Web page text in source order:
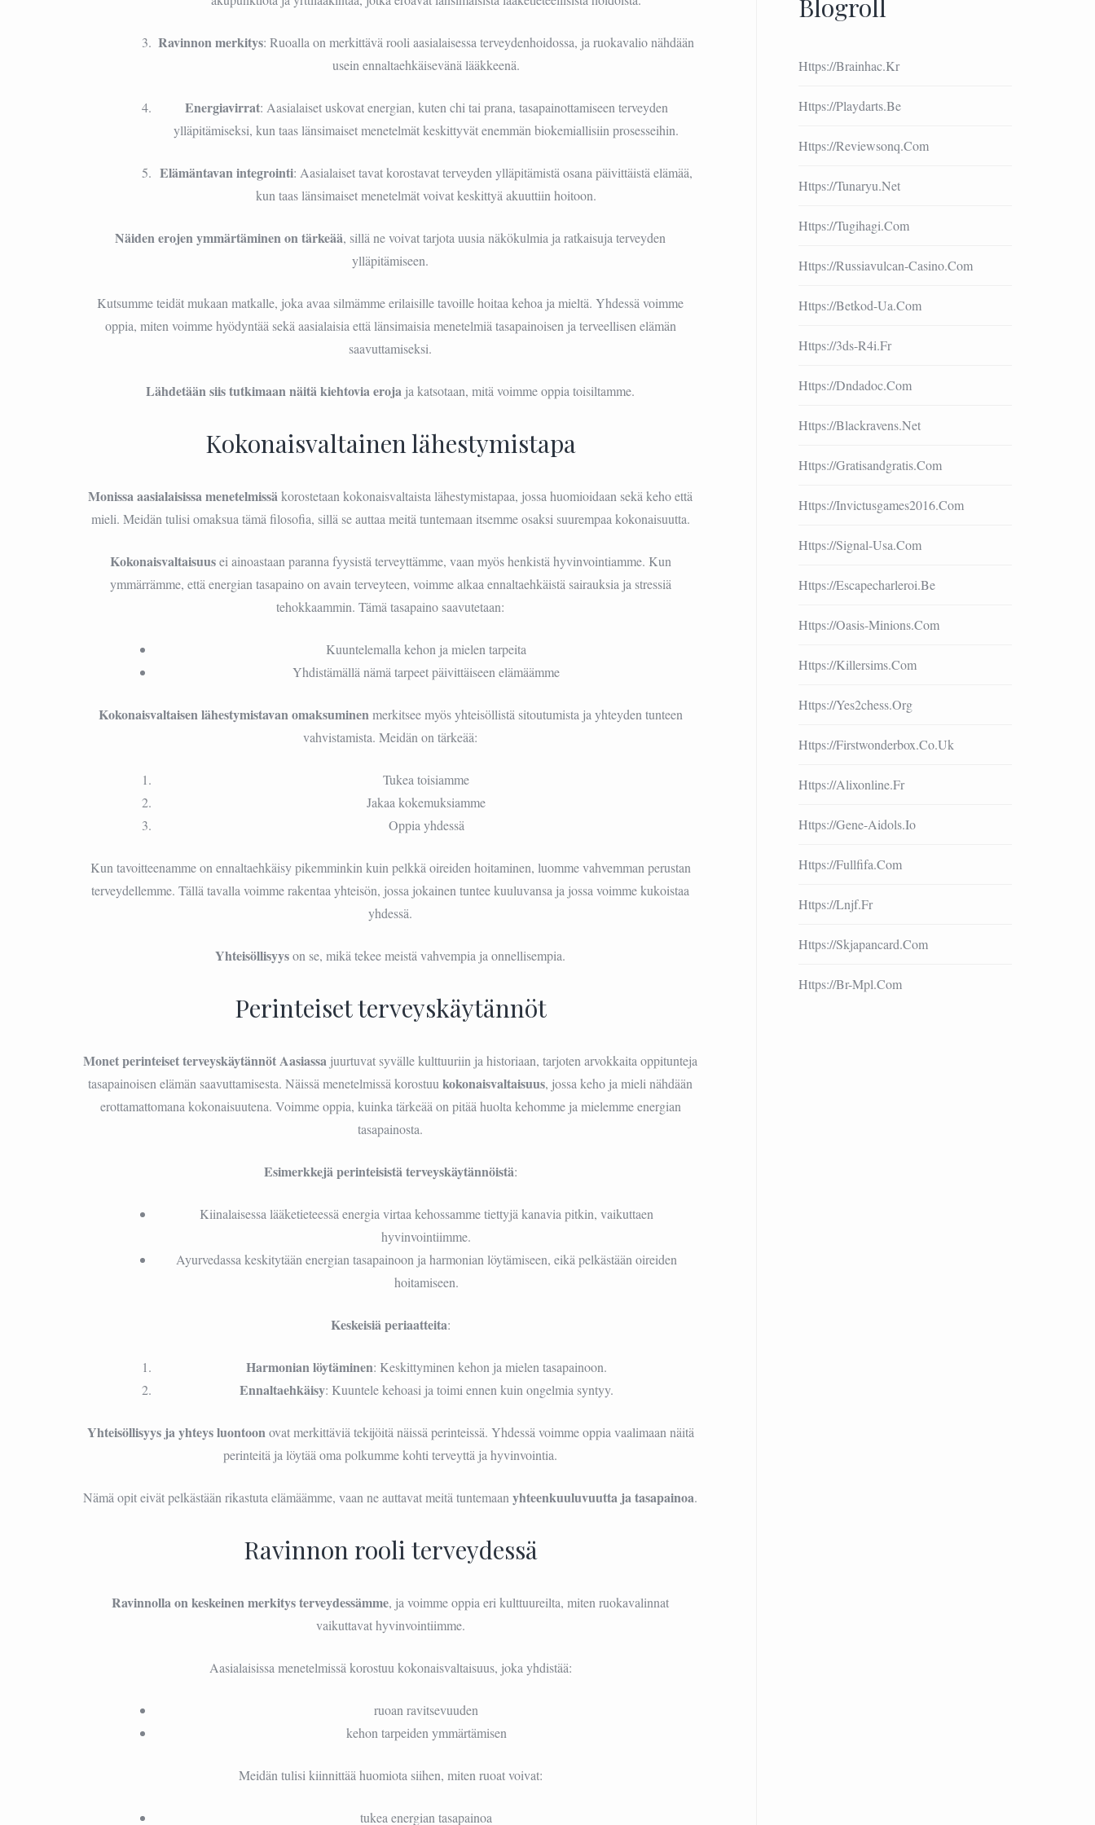
Ravinnon merkitys: Ruoalla on merkittävä rooli aasialaisessa terveydenhoidossa, ja ruokavalio nähdään
usein ennaltaehkäisevänä lääkkeenä.
Energiavirrat: Aasialaiset uskovat energian, kuten chi tai prana, tasapainottamiseen terveyden
ylläpitämiseksi, kun taas länsimaiset menetelmät keskittyvät enemmän biokemiallisiin prosesseihin.
Elämäntavan integrointi: Aasialaiset tavat korostavat terveyden ylläpitämistä osana päivittäistä elämää,
kun taas länsimaiset menetelmät voivat keskittyä akuuttiin hoitoon.
Näiden erojen ymmärtäminen on tärkeää, sillä ne voivat tarjota uusia näkökulmia ja ratkaisuja terveyden
ylläpitämiseen.
Kutsumme teidät mukaan matkalle, joka avaa silmämme erilaisille tavoille hoitaa kehoa ja mieltä. Yhdessä voimme
oppia, miten voimme hyödyntää sekä aasialaisia että länsimaisia menetelmiä tasapainoisen ja terveellisen elämän
saavuttamiseksi.
Lähdetään siis tutkimaan näitä kiehtovia eroja ja katsotaan, mitä voimme oppia toisiltamme.
Kokonaisvaltainen lähestymistapa
Monissa aasialaisissa menetelmissäkorostetaan kokonaisvaltaista lähestymistapaa, jossa huomioidaan sekä keho että
mieli. Meidän tulisi omaksua tämä filosofia, sillä se auttaa meitä tuntemaan itsemme osaksi suurempaa kokonaisuutta.
Kokonaisvaltaisuusei ainoastaan paranna fyysistä terveyttämme, vaan myös henkistä hyvinvointiamme. Kun
ymmärrämme, että energian tasapaino on avain terveyteen, voimme alkaa ennaltaehkäistä sairauksia ja stressiä
tehokkaammin. Tämä tasapaino saavutetaan:
Kuuntelemalla kehon ja mielen tarpeita
Yhdistämällä nämä tarpeet päivittäiseen elämäämme
Kokonaisvaltaisen lähestymistavan omaksuminenmerkitsee myös yhteisöllistä sitoutumista ja yhteyden tunteen
vahvistamista. Meidän on tärkeää:
Tukea toisiamme
Jakaa kokemuksiamme
Oppia yhdessä
Kun tavoitteenamme on ennaltaehkäisy pikemminkin kuin pelkkä oireiden hoitaminen, luomme vahvemman perustan
terveydellemme. Tällä tavalla voimme rakentaa yhteisön, jossa jokainen tuntee kuuluvansa ja jossa voimme kukoistaa
yhdessä.
Yhteisöllisyyson se, mikä tekee meistä vahvempia ja onnellisempia.
Perinteiset terveyskäytännöt
Monet perinteiset terveyskäytännöt Aasiassa juurtuvat syvälle kulttuuriin ja historiaan, tarjoten arvokkaita oppitunteja
tasapainoisen elämän saavuttamisesta. Näissä menetelmissä korostuukokonaisvaltaisuus, jossa keho ja mieli nähdään
erottamattomana kokonaisuutena. Voimme oppia, kuinka tärkeää on pitää huolta kehomme ja mielemme energian
tasapainosta.
Esimerkkejä perinteisistä terveyskäytännöistä:
Kiinalaisessa lääketieteessä energia virtaa kehossamme tiettyjä kanavia pitkin, vaikuttaen
hyvinvointiimme.
Ayurvedassa keskitytään energian tasapainoon ja harmonian löytämiseen, eikä pelkästään oireiden
hoitamiseen.
Keskeisiä periaatteita:
Harmonian löytäminen: Keskittyminen kehon ja mielen tasapainoon.
Ennaltaehkäisy: Kuuntele kehoasi ja toimi ennen kuin ongelmia syntyy.
Yhteisöllisyys ja yhteys luontoonovat merkittäviä tekijöitä näissä perinteissä. Yhdessä voimme oppia vaalimaan näitä
perinteitä ja löytää oma polkumme kohti terveyttä ja hyvinvointia.
Nämä opit eivät pelkästään rikastuta elämäämme, vaan ne auttavat meitä tuntemaanyhteenkuuluvuutta ja tasapainoa.
Ravinnon rooli terveydessä
Ravinnolla on keskeinen merkitys terveydessämme, ja voimme oppia eri kulttuureilta, miten ruokavalinnat
vaikuttavat hyvinvointiimme.
Aasialaisissa menetelmissä korostuu kokonaisvaltaisuus, joka yhdistää:
ruoan ravitsevuuden
kehon tarpeiden ymmärtämisen
Meidän tulisi kiinnittää huomiota siihen, miten ruoat voivat:
tukea energian tasapainoa
Blogroll
Https://brainhac.kr
Https://playdarts.be
Https://reviewsonq.com
Https://tunaryu.net
Https://tugihagi.com
Https://russiavulcan-Casino.com
Https://betkod-Ua.com
Https://3ds-R4i.fr
Https://dndadoc.com
Https://blackravens.net
Https://gratisandgratis.com
Https://invictusgames2016.com
Https://signal-Usa.com
Https://escapecharleroi.be
Https://oasis-Minions.com
Https://killersims.com
Https://yes2chess.org
Https://firstwonderbox.co.uk
Https://alixonline.fr
Https://gene-Aidols.io
Https://fullfifa.com
Https://lnjf.fr
Https://skjapancard.com
Https://br-Mpl.com